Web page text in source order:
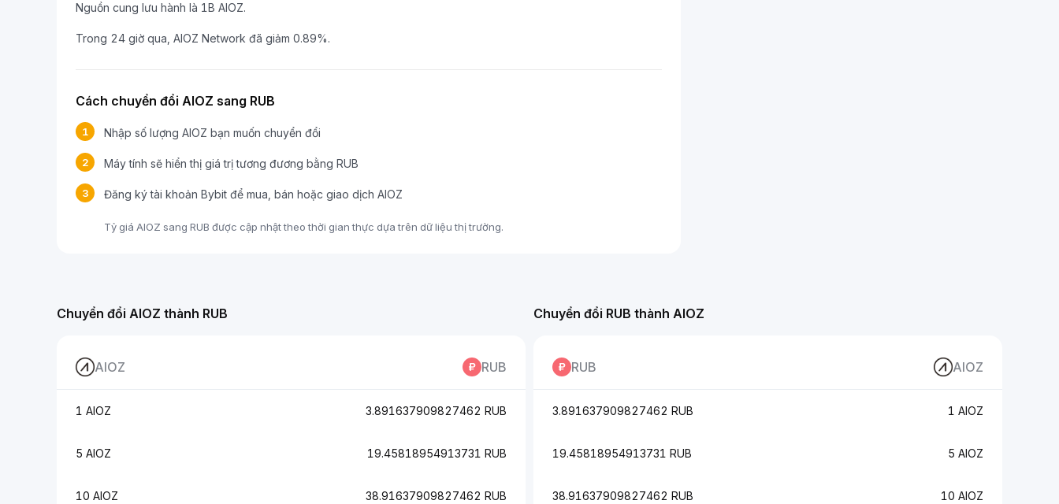
Nguồn cung lưu hành là 1B AIOZ.
Trong 24 giờ qua, AIOZ Network đã giảm 0.89%.
Cách chuyển đổi AIOZ sang RUB
1 Nhập số lượng AIOZ bạn muốn chuyển đổi
2 Máy tính sẽ hiển thị giá trị tương đương bằng RUB
3 Đăng ký tài khoản Bybit để mua, bán hoặc giao dịch AIOZ
Tỷ giá AIOZ sang RUB được cập nhật theo thời gian thực dựa trên dữ liệu thị trường.
Chuyển đổi AIOZ thành RUB
AIOZ RUB
1 AIOZ 3.891637909827462 RUB
5 AIOZ 19.45818954913731 RUB
10 AIOZ 38.91637909827462 RUB
Chuyển đổi RUB thành AIOZ
RUB AIOZ
3.891637909827462 RUB 1 AIOZ
19.45818954913731 RUB 5 AIOZ
38.91637909827462 RUB 10 AIOZ